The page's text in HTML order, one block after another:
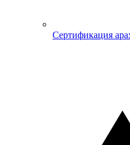
Сертификация